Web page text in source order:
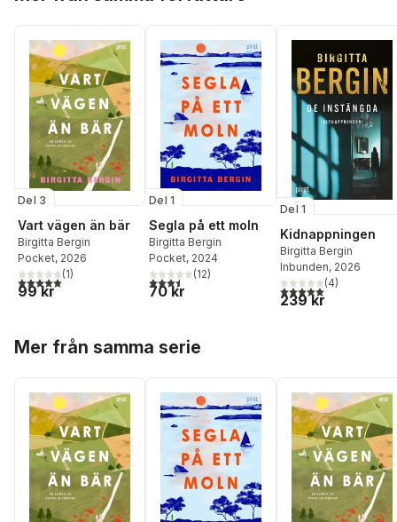
Del 3
Vart vägen än bär
Birgitta Bergin
Pocket, 2026
5,0utav 5 stjärnor. Totalt antal röster:
(1)
99 kr
Del 1
Segla på ett moln
Birgitta Bergin
Pocket, 2024
3,5utav 5 stjärnor. Totalt antal röster:
(12)
70 kr
Del 1
Kidnappningen
Birgitta Bergin
Inbunden, 2026
5,0utav 5 stjärnor.
(4)
239 kr
Mer från samma serie